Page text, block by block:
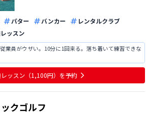
パター バンカー
レンタルクラブ
ッスン
業員がウザい。10分に1回来る。落ち着いて練習できな
ッスン（1,100円）を予約
クゴルフ